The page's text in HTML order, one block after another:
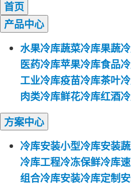
首页
产品中心
水果冷库蔬菜冷库果蔬
医药冷库苹果冷库食品
工业冷库疫苗冷库茶叶
肉类冷库鲜花冷库红酒
方案中心
冷库安装小型冷库安装
冷库工程冷冻保鲜冷库
组合冷库安装冷库定制